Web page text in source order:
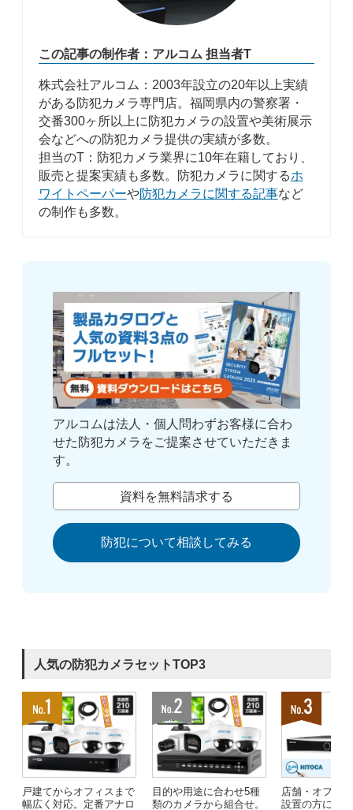
この記事の制作者：アルコム 担当者T
株式会社アルコム：2003年設立の20年以上実績
がある防犯カメラ専門店。福岡県内の警察署・
交番300ヶ所以上に防犯カメラの設置や美術展示
会などへの防犯カメラ提供の実績が多数。
担当のT：防犯カメラ業界に10年在籍しており、
販売と提案実績も多数。防犯カメラに関するホ
ワイトペーパーや防犯カメラに関する記事など
の制作も多数。
アルコムは法人・個人問わずお客様に合わ
せた防犯カメラをご提案させていただきま
す。
資料を無料請求する
防犯について相談してみる
人気の防犯カメラセットTOP3
戸建てからオフィスまで
幅広く対応。定番アナロ
目的や用途に合わせ5種
類のカメラから組合せ。
店舗・オフィ
設置の方にお